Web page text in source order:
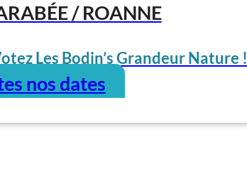
/ ROANNE
Les Bodin’s Grandeur Nature !
nos dates